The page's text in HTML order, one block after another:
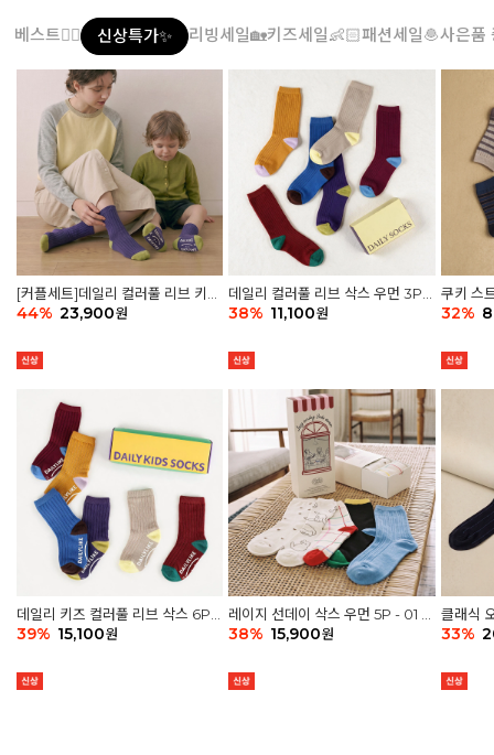
베스트👍🏻 신상특가✨ 리빙세일🏡키즈세일👶🏻패션세일🧆사은품
[커플세트]데일리 컬러풀 리브 키즈
6P & 우먼3P 삭스세트
44% 23,900원
데일리 컬러풀 리브 삭스 우먼 3P
세트
38% 11,100원
데일리 키즈 컬러풀 리브 삭스 6P -
03 세트
39% 15,100원
레이지 선데이 삭스 우먼 5P - 01 G
athering
38% 15,900원
쿠키 스
32%
클래식
세트
33%